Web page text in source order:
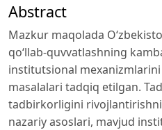
Abstract
Mazkur maqolada
qoʻllab-quvvatlashning
institutsional
masalalari tadqiq etilgan.
tadbirkorligini
nazariy asoslari, mavjud